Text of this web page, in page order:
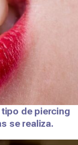
de piercing
se realiza.